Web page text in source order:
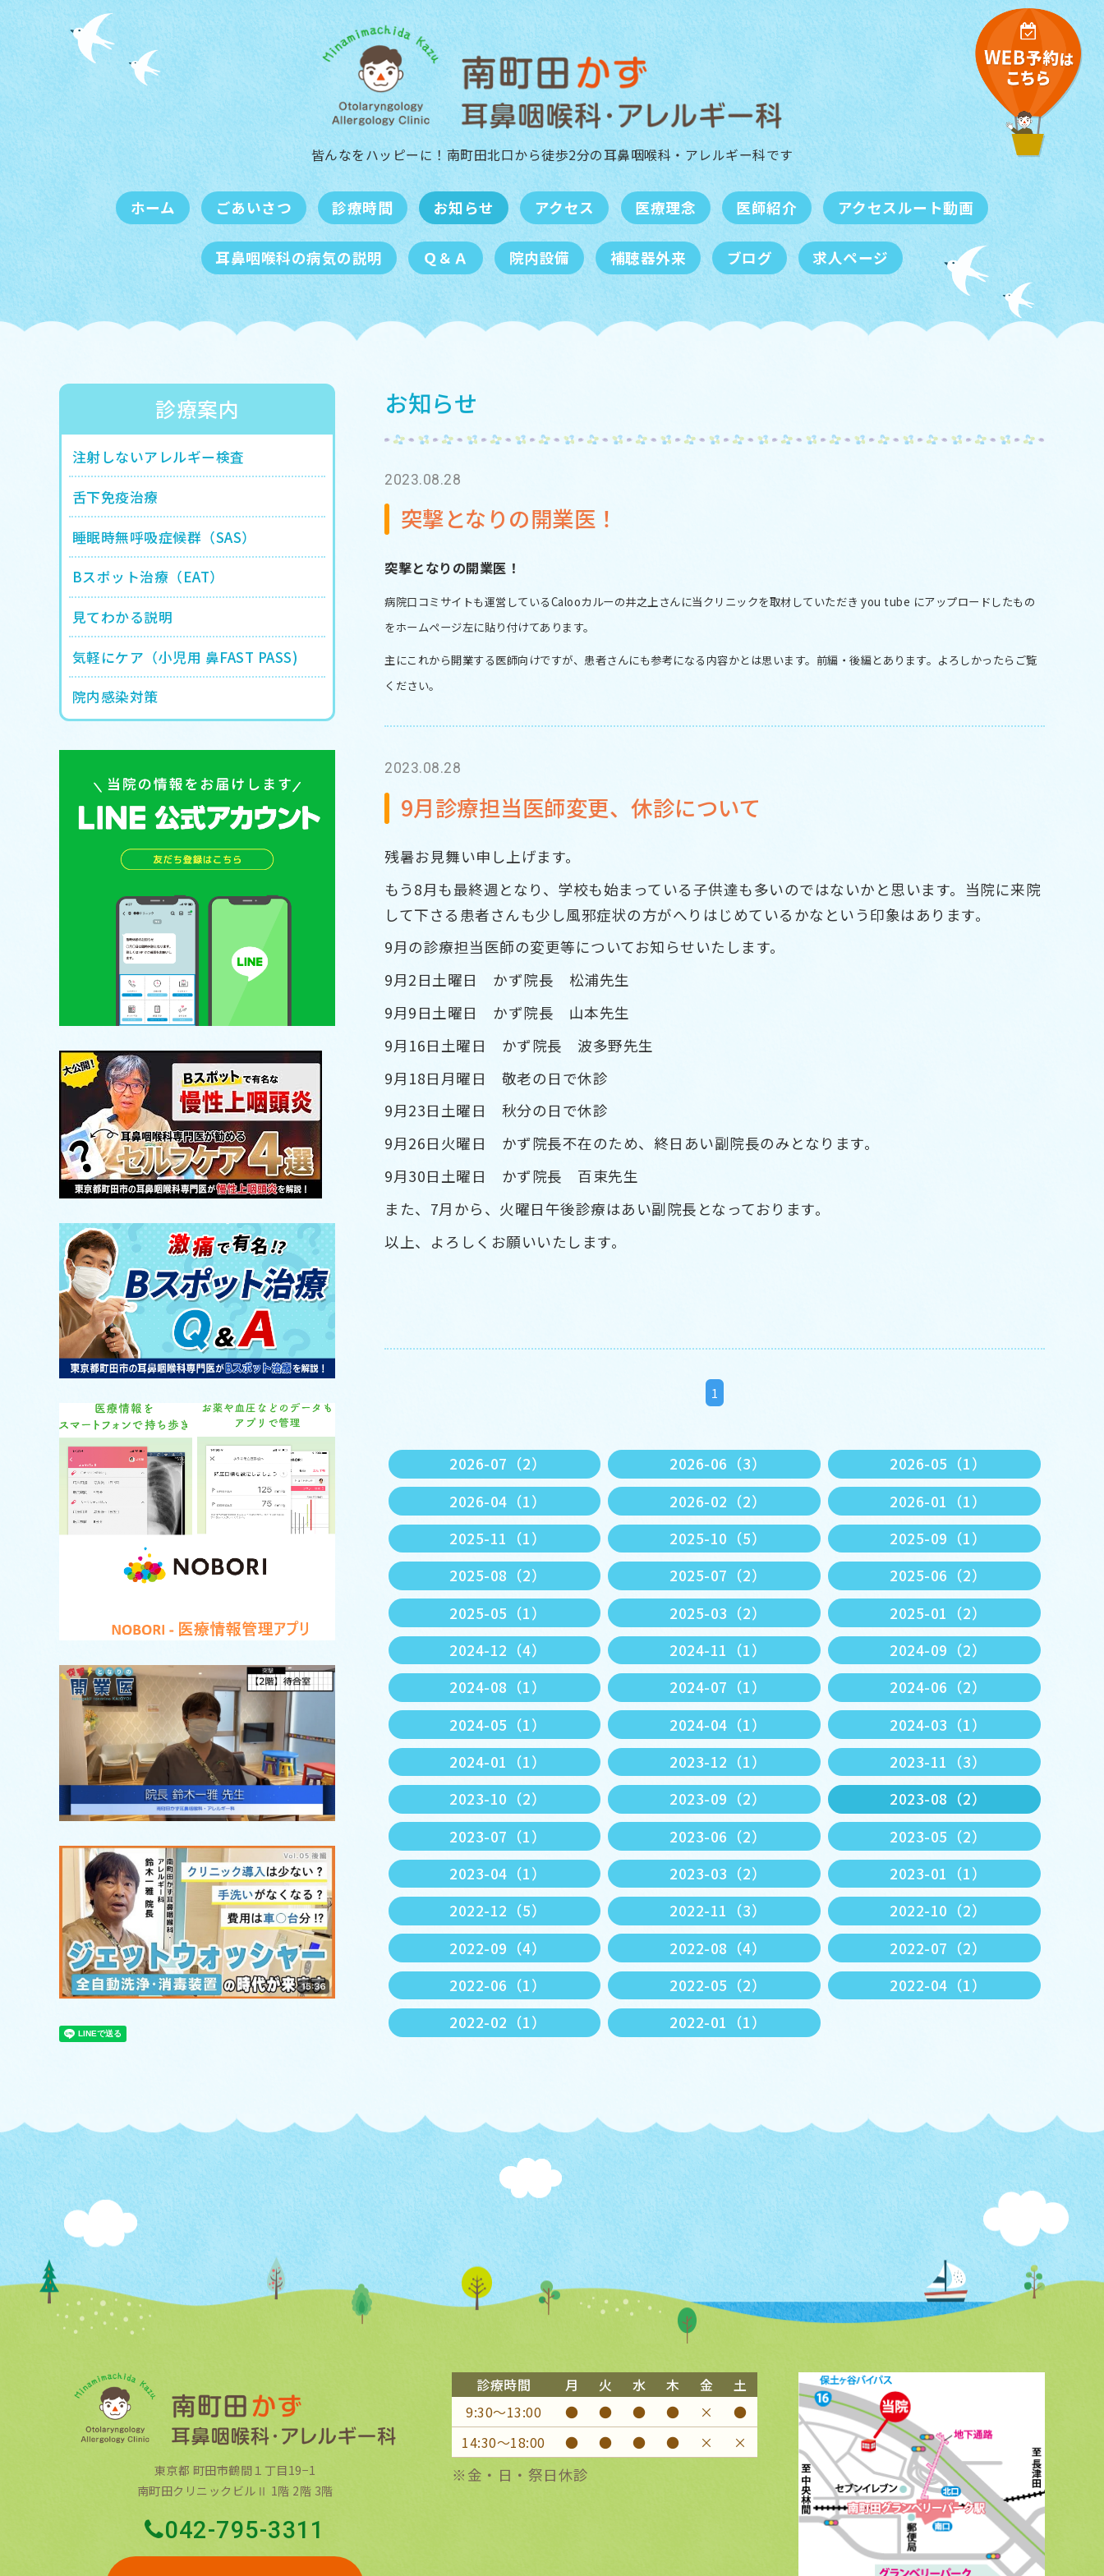
皆んなをハッピーに！南町田北口から徒歩2分の耳鼻咽喉科・アレルギー科です
ホーム ごあいさつ 診療時間 お知らせ アクセス 医療理念 医師紹介 アクセスルート動画
耳鼻咽喉科の病気の説明 Ｑ＆Ａ 院内設備 補聴器外来 ブログ 求人ページ
お知らせ
2023.08.28
突撃となりの開業医！
突撃となりの開業医！
病院口コミサイトも運営しているCalooカルーの井之上さんに当クリニックを取材していただき you tube にアップロードしたもの
をホームページ左に貼り付けてあります。
主にこれから開業する医師向けですが、患者さんにも参考になる内容かとは思います。前編・後編とあります。よろしかったらご覧
ください。
2023.08.28
9月診療担当医師変更、休診について
残暑お見舞い申し上げます。
もう8月も最終週となり、学校も始まっている子供達も多いのではないかと思います。当院に来院
して下さる患者さんも少し風邪症状の方がへりはじめているかなという印象はあります。
9月の診療担当医師の変更等についてお知らせいたします。
9月2日土曜日 かず院長 松浦先生
9月9日土曜日 かず院長 山本先生
9月16日土曜日 かず院長 波多野先生
9月18日月曜日 敬老の日で休診
9月23日土曜日 秋分の日で休診
9月26日火曜日 かず院長不在のため、終日あい副院長のみとなります。
9月30日土曜日 かず院長 百束先生
また、7月から、火曜日午後診療はあい副院長となっております。
以上、よろしくお願いいたします。
1
2026-07（2） 2026-06（3）
2026-05（1）
2026-04（1）
2026-02（2）
2026-01（1）
2025-11（1）
2025-10（5）
2025-09（1）
2025-08（2）
2025-07（2）
2025-06（2）
2025-05（1）
2025-03（2）
2025-01（2）
2024-12（4）
2024-11（1）
2024-09（2）
2024-08（1）
2024-07（1）
2024-06（2）
2024-05（1）
2024-04（1）
2024-03（1）
2024-01（1）
2023-12（1）
2023-11（3）
2023-10（2）
2023-09（2）
2023-08（2）
2023-07（1）
2023-06（2）
2023-05（2）
2023-04（1）
2023-03（2）
2023-01（1）
2022-12（5）
2022-11（3）
2022-10（2）
2022-09（4）
2022-08（4）
2022-07（2）
2022-06（1）
2022-05（2）
2022-04（1）
2022-02（1）
2022-01（1）
診療案内
注射しないアレルギー検査
舌下免疫治療
睡眠時無呼吸症候群（SAS）
Bスポット治療（EAT）
見てわかる説明
気軽にケア（小児用 鼻FAST PASS)
院内感染対策
東京都 町田市鶴間１丁目19−1
南町田クリニックビルⅡ 1階 2階 3階
042-795-3311
診療時間 月 火 水 木 金
土
9:30〜13:00
● ● ● ● ×
●
14:30〜18:00
● ● ● ● × ×
※金・日・祭日休診